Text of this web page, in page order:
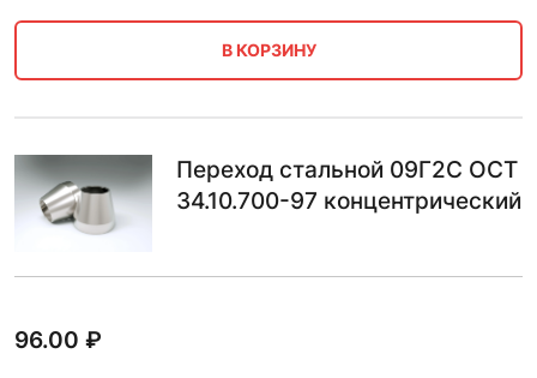
В КОРЗИНУ
Переход стальной 09Г2С ОСТ
34.10.700-97 концентрический
96.00 ₽